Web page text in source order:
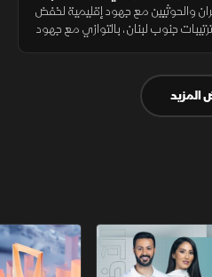
والحوثيين مع جهود إقليمية لخفض
جنوب لبنان، بالتوازي مع جهود
المزيد
الآخر أخبار الشرق